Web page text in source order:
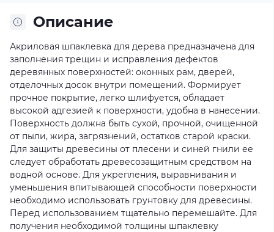
Описание
Акриловая шпаклевка для дерева предназначена для
заполнения трещин и исправления дефектов
деревянных поверхностей: оконных рам, дверей,
отделочных досок внутри помещений. Формирует
прочное покрытие, легко шлифуется, обладает
высокой адгезией к поверхности, удобна в нанесении.
Поверхность должна быть сухой, прочной, очищенной
от пыли, жира, загрязнений, остатков старой краски.
Для защиты древесины от плесени и синей гнили ее
следует обработать древесозащитным средством на
водной основе. Для укрепления, выравнивания и
уменьшения впитывающей способности поверхности
необходимо использовать грунтовку для древесины.
Перед использованием тщательно перемешайте. Для
получения необходимой толщины шпаклевку